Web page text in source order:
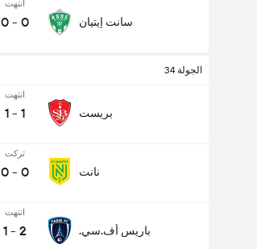
سانت إيتيان
انتهت
0
-
0
الجولة 34
بريست
انتهت
1
-
1
نانت
تركت
0
-
0
باريس أف.سي.
انتهت
2
-
1